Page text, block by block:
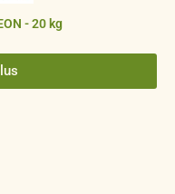
- 20 kg